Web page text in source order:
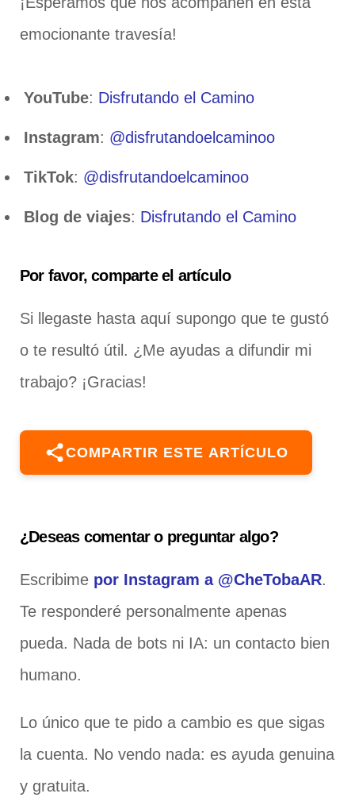
emocionante travesía!
YouTube: Disfrutando el Camino
Instagram: @disfrutandoelcaminoo
TikTok: @disfrutandoelcaminoo
Blog de viajes: Disfrutando el Camino
Por favor, comparte el artículo
Si llegaste hasta aquí supongo que te gustó
o te resultó útil. ¿Me ayudas a difundir mi
trabajo? ¡Gracias!
COMPARTIR ESTE ARTÍCULO
¿Deseas comentar o preguntar algo?
Escribime por Instagram a @CheTobaAR.
Te responderé personalmente apenas
pueda. Nada de bots ni IA: un contacto bien
humano.
Lo único que te pido a cambio es que sigas
la cuenta. No vendo nada: es ayuda genuina
y gratuita.